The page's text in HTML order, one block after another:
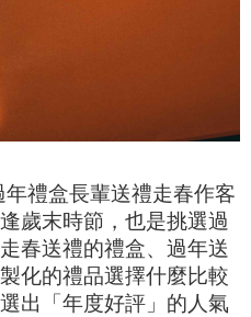
禮盒長輩送禮走春作客
歲末時節，也是挑選過
春送禮的禮盒、過年送
化的禮品選擇什麼比較
出「年度好評」的人氣